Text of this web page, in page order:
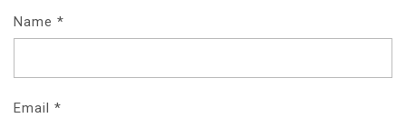
Name *
Email *